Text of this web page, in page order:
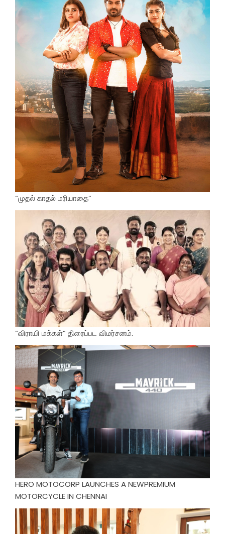
“முதல் காதல் மரியாதை”
“விராயி மக்கள்” திரைப்பட விமர்சனம்.
HERO MOTOCORP LAUNCHES A NEWPREMIUM
MOTORCYCLE IN CHENNAI